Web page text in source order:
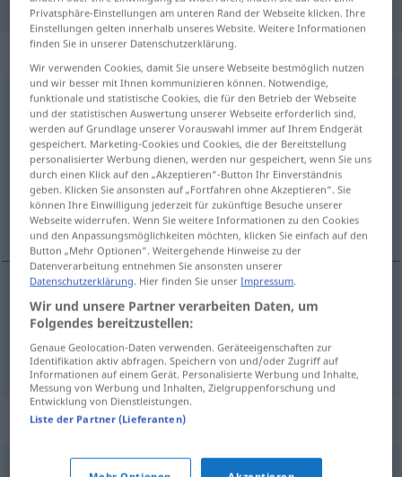
„Parlamentarier“: Maskulinum
Parlamentarierm <-s;Parlamentarier> Parlamentarierin
Parlamentarierin;-innen>
Übersicht aller Übersetzungen
(Für mehr Details die Übersetzung anklicken/antippen)
saborski zastupnik, saborska zastupnica
saborskizastupnikm Parlamentarier
saborskazastupnicaf Parlamentarier
Synonyme für "Parlamentarier"
Privatsphäre-Einstellungen am unteren Rand der Webseite klicken. Ihre
Einstellungen gelten innerhalb unseres Website. Weitere Informationen
finden Sie in unserer Datenschutzerklärung.
Wir verwenden Cookies, damit Sie unsere Webseite bestmöglich nutzen
und wir besser mit Ihnen kommunizieren können. Notwendige,
funktionale und statistische Cookies, die für den Betrieb der Webseite
und der statistischen Auswertung unserer Webseite erforderlich sind,
werden auf Grundlage unserer Vorauswahl immer auf Ihrem Endgerät
gespeichert. Marketing-Cookies und Cookies, die der Bereitstellung
personalisierter Werbung dienen, werden nur gespeichert, wenn Sie uns
durch einen Klick auf den „Akzeptieren“-Button Ihr Einverständnis
geben. Klicken Sie ansonsten auf „Fortfahren ohne Akzeptieren“. Sie
können Ihre Einwilligung jederzeit für zukünftige Besuche unserer
Webseite widerrufen. Wenn Sie weitere Informationen zu den Cookies
und den Anpassungsmöglichkeiten möchten, klicken Sie einfach auf den
Button „Mehr Optionen“. Weitergehende Hinweise zu der
Datenverarbeitung entnehmen Sie ansonsten unserer
Datenschutzerklärung. Hier finden Sie unserImpressum.
Wir und unsere Partner verarbeiten Daten, um
Folgendes bereitzustellen:
Genaue Geolocation-Daten verwenden. Geräteeigenschaften zur
Identifikation aktiv abfragen. Speichern von und/oder Zugriff auf
Informationen auf einem Gerät. Personalisierte Werbung und Inhalte,
Messung von Werbung und Inhalten, Zielgruppenforschung und
Entwicklung von Dienstleistungen.
Liste der Partner (Lieferanten)